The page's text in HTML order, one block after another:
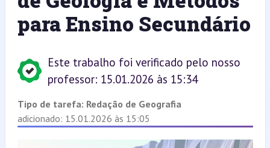
para Ensino Secundário
Este trabalho foi verificado pelo nosso
professor: 15.01.2026 às 15:34
Tipo de tarefa: Redação de Geografia
adicionado: 15.01.2026 às 15:05